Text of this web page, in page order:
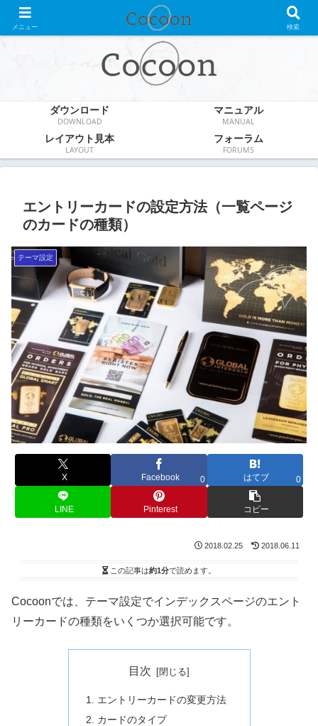
WordPress無料テーマ
ダウンロード
DOWNLOAD
マニュアル
MANUAL
レイアウト見本
LAYOUT
フォーラム
FORUMS
エントリーカードの設定方法（一覧ページ
のカードの種類）
テーマ設定
X Facebook 0 はてブ 0
LINE Pinterest コピー
2018.02.25 2018.06.11
この記事は約1分で読めます。
Cocoonでは、テーマ設定でインデックスページのエント
リーカードの種類をいくつか選択可能です。
目次
エントリーカードの変更方法
カードのタイプ
メニュー 検索